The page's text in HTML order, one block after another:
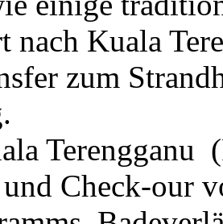
nach Kuala
zum
Terengganu
Check-our